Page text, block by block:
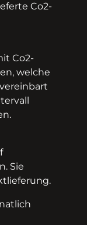
Co2­-
Co2­-
welche
Sie